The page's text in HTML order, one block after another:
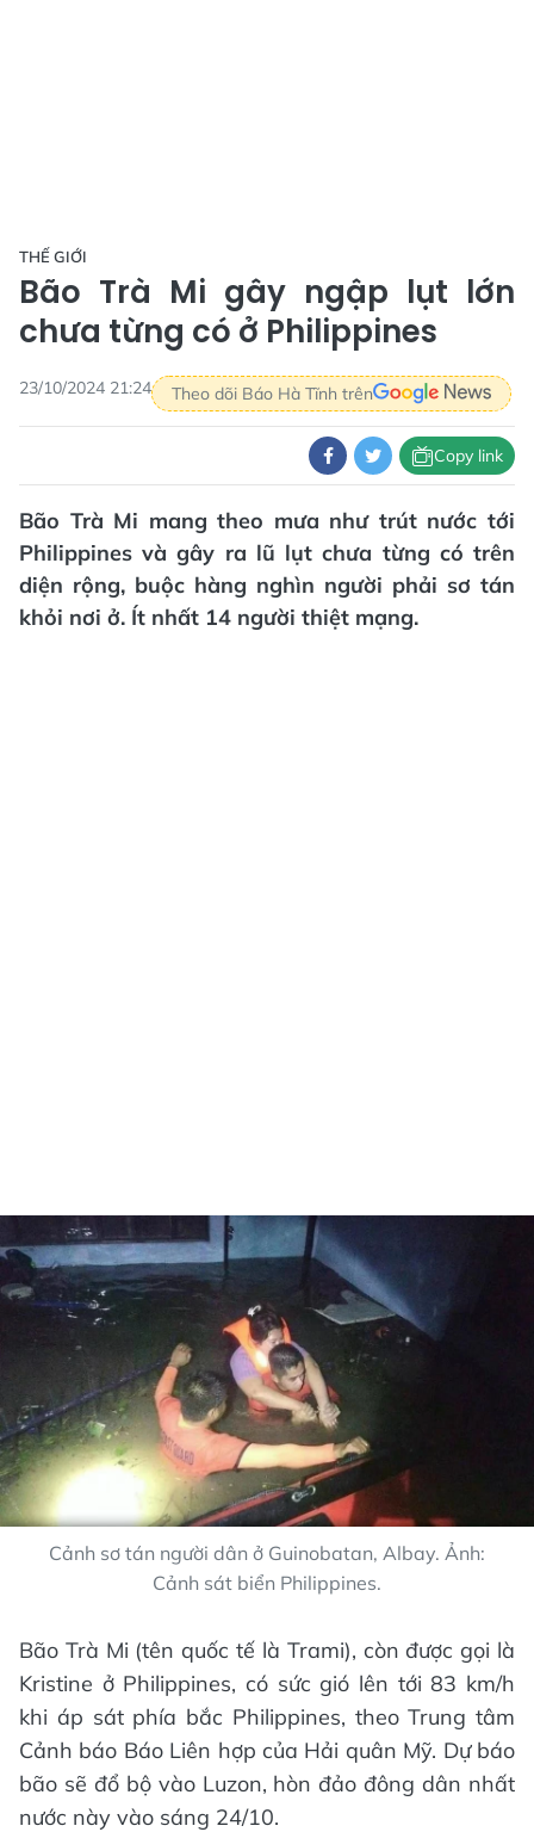
THẾ GIỚI
Bão Trà Mi gây ngập lụt lớn
chưa từng có ở Philippines
23/10/2024 21:24 Theo dõi Báo Hà Tĩnh trên
Copy link
Bão Trà Mi mang theo mưa như trút nước tới
Philippines và gây ra lũ lụt chưa từng có trên
diện rộng, buộc hàng nghìn người phải sơ tán
khỏi nơi ở. Ít nhất 14 người thiệt mạng.
Cảnh sơ tán người dân ở Guinobatan, Albay. Ảnh:
Cảnh sát biển Philippines.
Bão Trà Mi (tên quốc tế là Trami), còn được gọi là
Kristine ở Philippines, có sức gió lên tới 83 km/h
khi áp sát phía bắc Philippines, theo Trung tâm
Cảnh báo Báo Liên hợp của Hải quân Mỹ. Dự báo
bão sẽ đổ bộ vào Luzon, hòn đảo đông dân nhất
nước này vào sáng 24/10.